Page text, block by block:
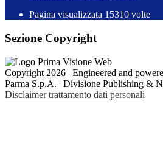
Pagina visualizzata 15310 volte
Sezione Copyright
Copyright 2026 | Engineered and
Parma S.p.A. | Divisione Publishing &
Disclaimer trattamento dati personali